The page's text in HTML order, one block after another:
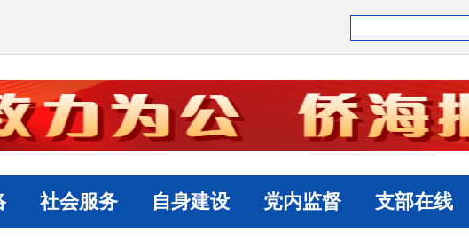
社会服务 自身建设 党内监督 支部在线